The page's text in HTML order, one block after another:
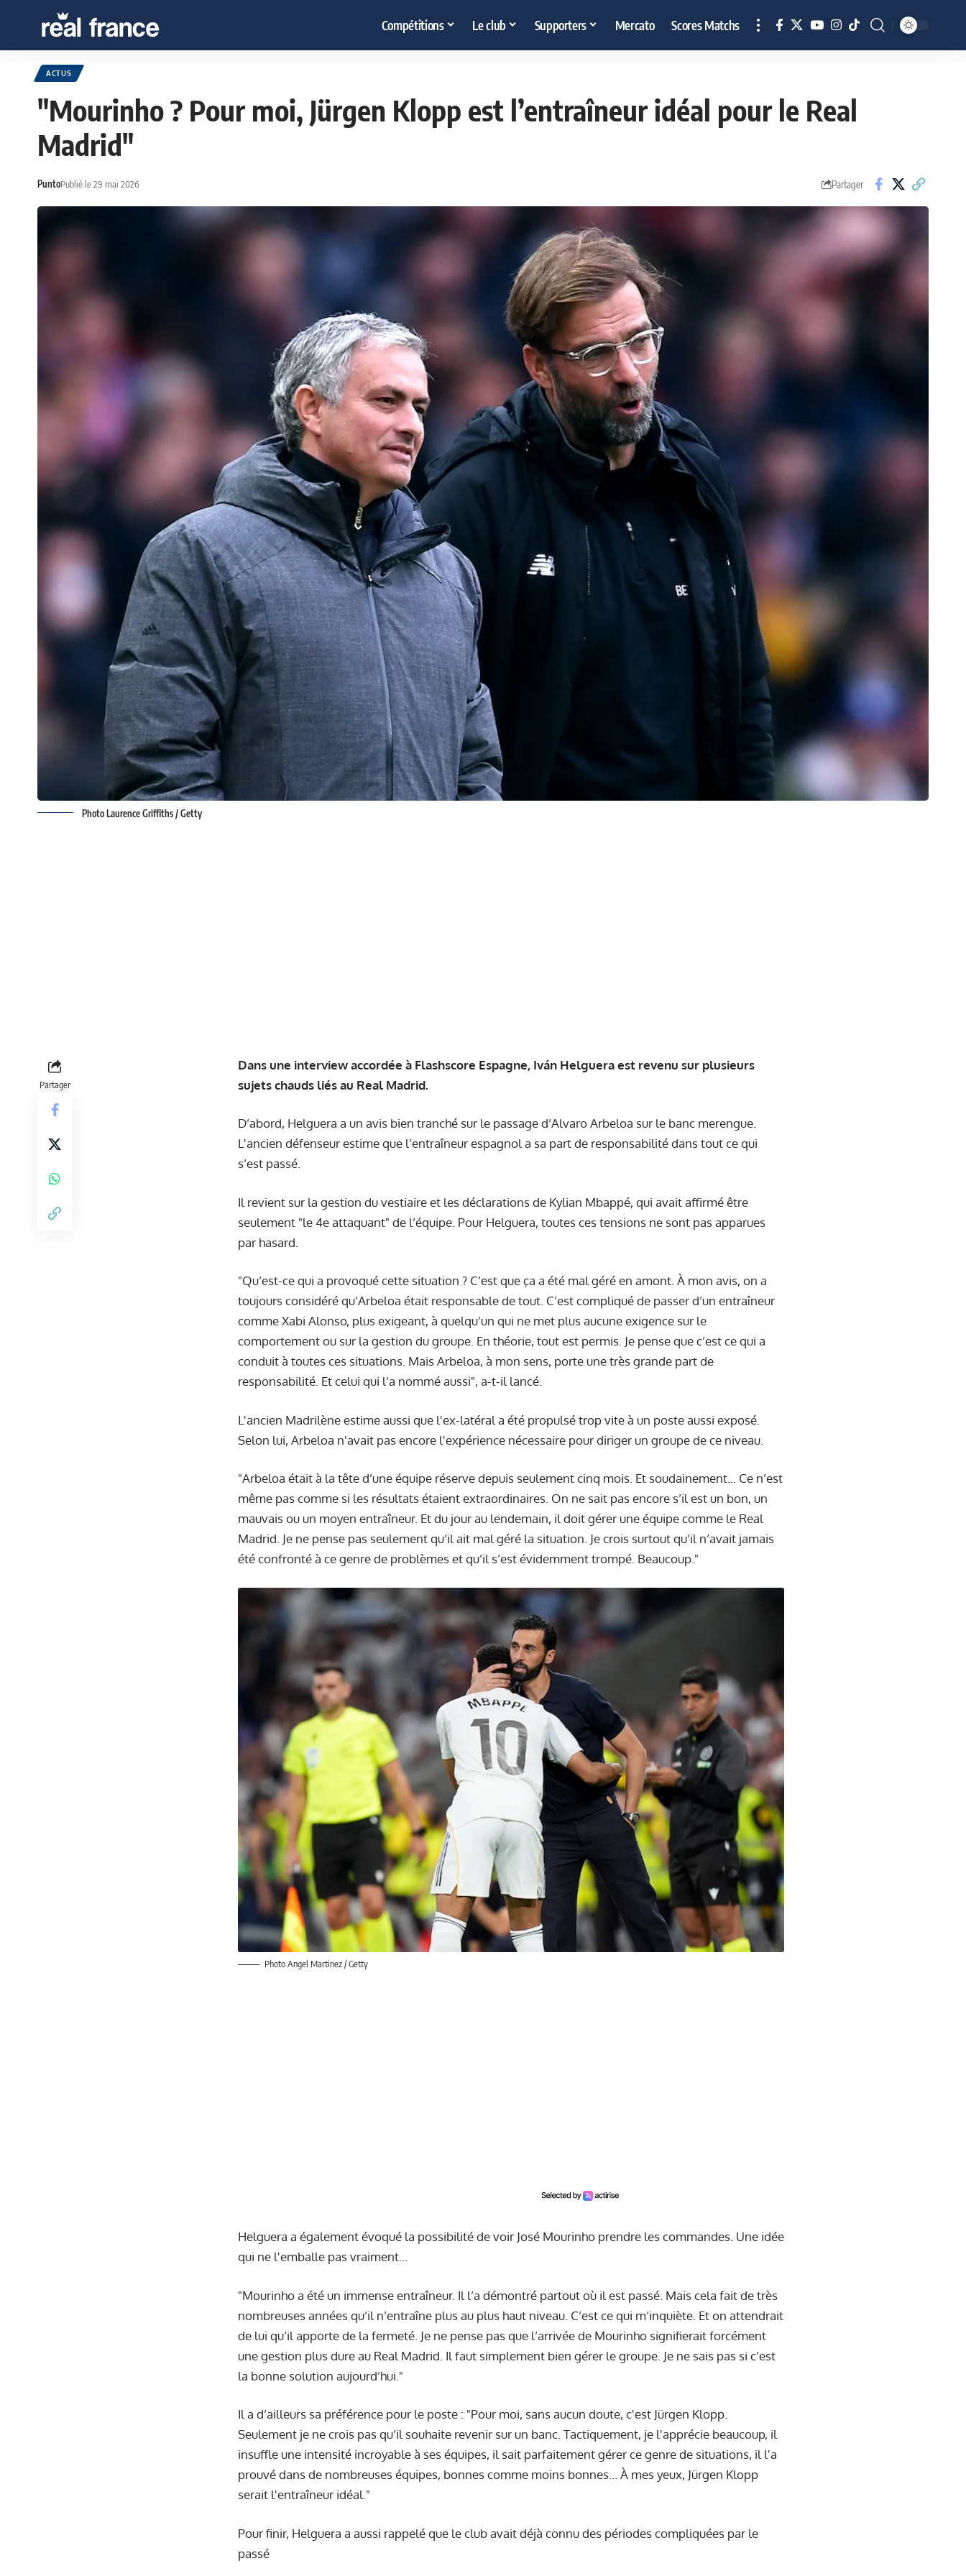
Compétitions Le club Supporters Mercato Scores Matchs
ACTUS
"Mourinho ? Pour moi, Jürgen Klopp est l’entraîneur idéal pour le Real
Madrid"
PuntoPublié le 29 mai 2026 Partager
Photo Laurence Griffiths / Getty
Partager
Dans une interview accordée à Flashscore Espagne, Iván Helguera est revenu sur plusieurs
sujets chauds liés au Real Madrid.
D’abord, Helguera a un avis bien tranché sur le passage d’Alvaro Arbeloa sur le banc merengue.
L'ancien défenseur estime que l'entraîneur espagnol a sa part de responsabilité dans tout ce qui
s’est passé.
Il revient sur la gestion du vestiaire et les déclarations de Kylian Mbappé, qui avait affirmé être
seulement "le 4e attaquant" de l’équipe. Pour Helguera, toutes ces tensions ne sont pas apparues
par hasard.
"Qu’est-ce qui a provoqué cette situation ? C’est que ça a été mal géré en amont. À mon avis, on a
toujours considéré qu’Arbeloa était responsable de tout. C’est compliqué de passer d’un entraîneur
comme Xabi Alonso, plus exigeant, à quelqu’un qui ne met plus aucune exigence sur le
comportement ou sur la gestion du groupe. En théorie, tout est permis. Je pense que c’est ce qui a
conduit à toutes ces situations. Mais Arbeloa, à mon sens, porte une très grande part de
responsabilité. Et celui qui l’a nommé aussi", a-t-il lancé.
L'ancien Madrilène estime aussi que l'ex-latéral a été propulsé trop vite à un poste aussi exposé.
Selon lui, Arbeloa n'avait pas encore l'expérience nécessaire pour diriger un groupe de ce niveau.
"Arbeloa était à la tête d’une équipe réserve depuis seulement cinq mois. Et soudainement... Ce n’est
même pas comme si les résultats étaient extraordinaires. On ne sait pas encore s’il est un bon, un
mauvais ou un moyen entraîneur. Et du jour au lendemain, il doit gérer une équipe comme le Real
Madrid. Je ne pense pas seulement qu’il ait mal géré la situation. Je crois surtout qu’il n’avait jamais
été confronté à ce genre de problèmes et qu’il s’est évidemment trompé. Beaucoup."
Photo Angel Martinez / Getty
Helguera a également évoqué la possibilité de voir José Mourinho prendre les commandes. Une idée
qui ne l'emballe pas vraiment…
"Mourinho a été un immense entraîneur. Il l’a démontré partout où il est passé. Mais cela fait de très
nombreuses années qu’il n’entraîne plus au plus haut niveau. C’est ce qui m’inquiète. Et on attendrait
de lui qu’il apporte de la fermeté. Je ne pense pas que l’arrivée de Mourinho signifierait forcément
une gestion plus dure au Real Madrid. Il faut simplement bien gérer le groupe. Je ne sais pas si c’est
la bonne solution aujourd’hui."
Il a d’ailleurs sa préférence pour le poste : "Pour moi, sans aucun doute, c'est Jürgen Klopp.
Seulement je ne crois pas qu’il souhaite revenir sur un banc. Tactiquement, je l'apprécie beaucoup, il
insuffle une intensité incroyable à ses équipes, il sait parfaitement gérer ce genre de situations, il l'a
prouvé dans de nombreuses équipes, bonnes comme moins bonnes… À mes yeux, Jürgen Klopp
serait l'entraîneur idéal."
Pour finir, Helguera a aussi rappelé que le club avait déjà connu des périodes compliquées par le
passé